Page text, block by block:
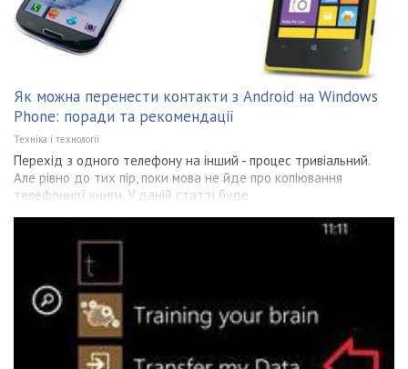
Як можна перенести контакти з Android на Windows
Phone: поради та рекомендації
Техніка і технології
Перехід з одного телефону на інший - процес тривіальний.
Але рівно до тих пір, поки мова не йде про копіювання
телефонної книги. У даній статті буде